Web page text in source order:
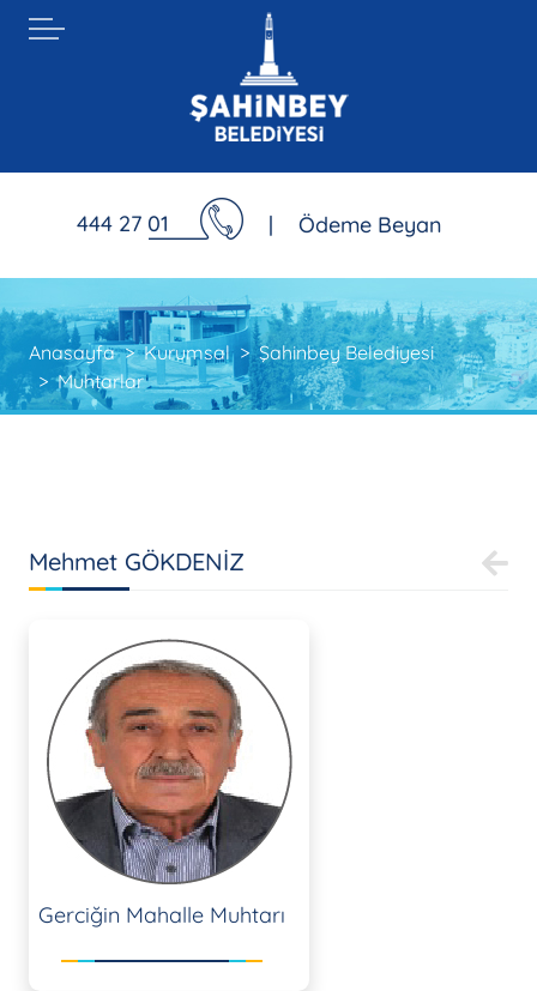
444 27 01 | Ödeme Beyan
Anasayfa Kurumsal
Şahinbey Belediyesi
Muhtarlar
Mehmet GÖKDENİZ
Gerciğin Mahalle Muhtarı